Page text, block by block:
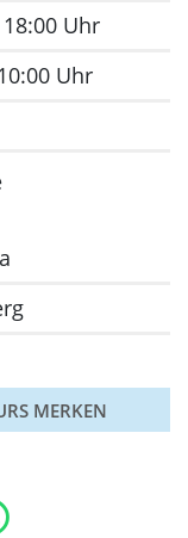
Uhr
Uhr
MERKEN